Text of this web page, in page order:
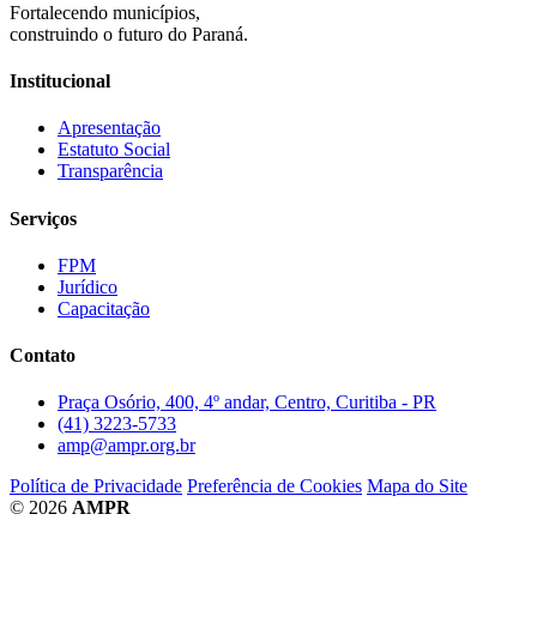
Fortalecendo municípios,
construindo o futuro do Paraná.
Institucional
Apresentação
Estatuto Social
Transparência
Serviços
FPM
Jurídico
Capacitação
Contato
Praça Osório, 400, 4º andar, Centro, Curitiba - PR
(41) 3223-5733
amp@ampr.org.br
Política de Privacidade Preferência de Cookies Mapa do Site
© 2026 AMPR